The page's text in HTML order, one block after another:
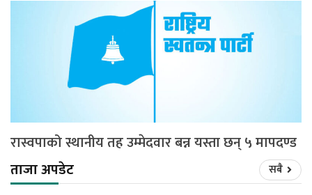
रास्वपाको स्थानीय तह उम्मेदवार बन्न यस्ता छन् ५ मापदण्ड
ताजा अपडेट
सबै